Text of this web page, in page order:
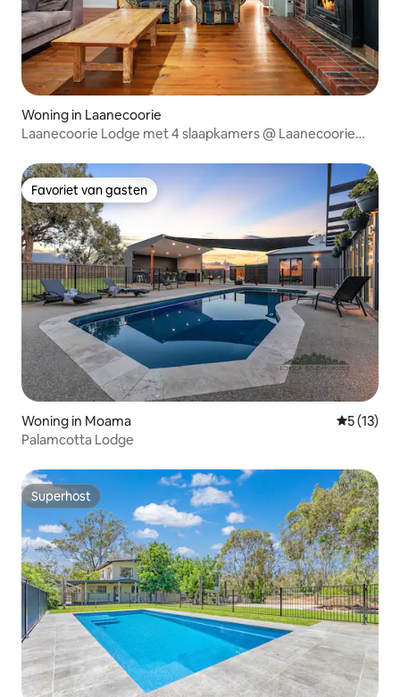
Woning in Laanecoorie
Laanecoorie Lodge met 4 slaapkamers @ Laanecoorie
Favoriet van gasten
Favoriet van gasten
Woning in Moama
5 (13)
Palamcotta Lodge
Superhost
Superhost